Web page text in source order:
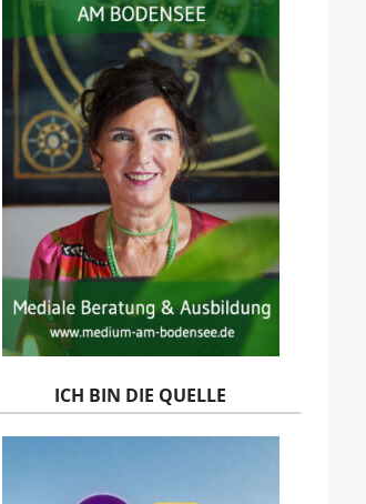
ICH BIN DIE QUELLE